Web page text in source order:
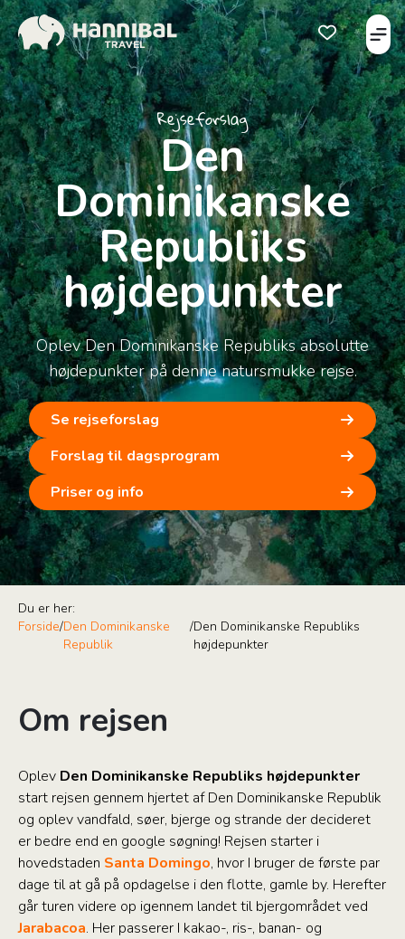
Åben
Rejseforslag
Den
Dominikanske
Republiks
højdepunkter
Oplev Den Dominikanske Republiks absolutte
højdepunkter på denne natursmukke rejse.
Se rejseforslag
Forslag til dagsprogram
Priser og info
Du er her:
Forside/Den Dominikanske
Republik
/Den Dominikanske Republiks
højdepunkter
Om rejsen
Oplev Den Dominikanske Republiks højdepunkter
start rejsen gennem hjertet af Den Dominikanske Republik
og oplev vandfald, søer, bjerge og strande der decideret
er bedre end en google søgning! Rejsen starter i
hovedstaden Santa Domingo, hvor I bruger de første par
dage til at gå på opdagelse i den flotte, gamle by. Herefter
går turen videre op igennem landet til bjergområdet ved
Jarabacoa. Her passerer I kakao-, ris-, banan- og